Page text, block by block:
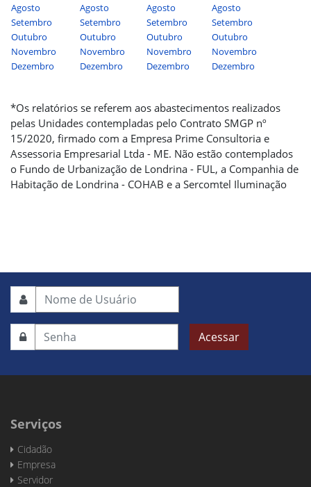
Agosto
Agosto Agosto
Agosto
Setembro
Setembro Setembro
Setembro
Outubro
Outubro Outubro
Outubro
Novembro
Novembro Novembro
Novembro
Dezembro
Dezembro Dezembro Dezembro
*Os relatórios se referem aos abastecimentos realizados
pelas Unidades contempladas pelo Contrato SMGP nº
15/2020, firmado com a Empresa Prime Consultoria e
Assessoria Empresarial Ltda - ME. Não estão contemplados
o Fundo de Urbanização de Londrina - FUL, a Companhia de
Habitação de Londrina - COHAB e a Sercomtel Iluminação
Acessar
Serviços
Cidadão
Empresa
Servidor